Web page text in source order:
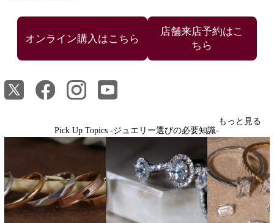
店舗来店予約はこ
ちら
Pick Up Topics -ジュエリー選びの必要知識-
もっと見る